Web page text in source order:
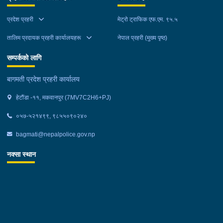
भईरहेको छ ।
प्रदेश प्रहरी
तालिम प्रदायक प्रहरी कार्यालयहरू
मेट्रो ट्राफिक एफ.एम. ९५.५
नेपाल प्रहरी (मुख्य पृष्ठ)
सम्पर्कको लागि
बागमती प्रदेश प्रहरी कार्यालय
हेटौंडा -११, मकवानपुर (7MV7C2H6+PJ)
०५७-५२१४९९, ९८५५०९०२४०
bagmati@nepalpolice.gov.np
नक्सा स्थान